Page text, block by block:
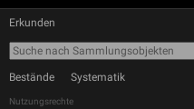
Erkunden
Bestände Systematik
Nutzungsrechte